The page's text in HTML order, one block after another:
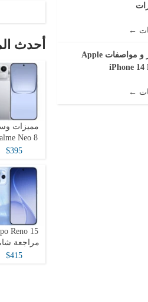
←
سعر و مواصفات Apple
iPhone 14
←
أحدث
مميزات
Neo 8
$395
Reno 15
مراجعة
$415